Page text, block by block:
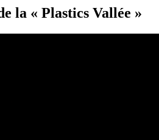
la « Plastics Vallée »